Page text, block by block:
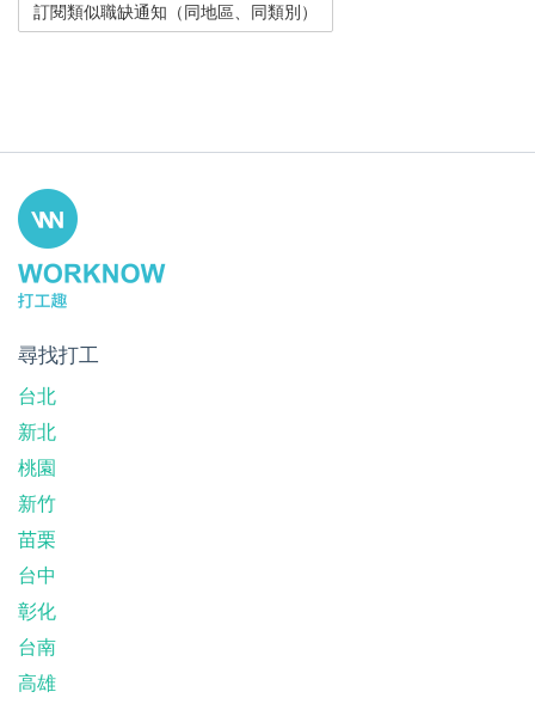
尋找打工
台北
新北
桃園
新竹
苗栗
台中
彰化
台南
高雄